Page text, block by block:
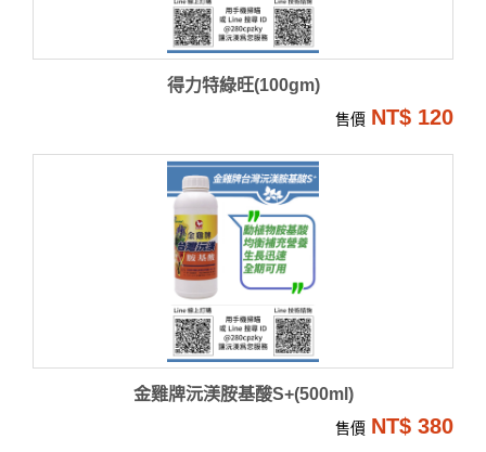
得力特綠旺(100gm)
售價 NT$ 120
金雞牌沅渼胺基酸S+(500ml)
售價 NT$ 380